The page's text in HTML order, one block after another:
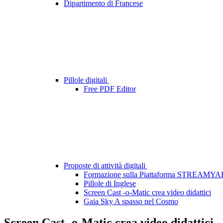
Dipartimento di Francese
Pillole digitali
Free PDF Editor
Proposte di attività digitali
Formazione sulla Piattaforma
Pillole di Inglese
Screen Cast -o-Matic crea video didattici
Gaia Sky A spasso nel Cosmo